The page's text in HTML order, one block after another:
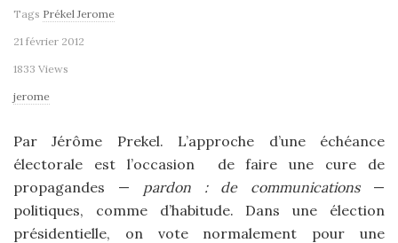
Tags Prékel Jerome
21 février 2012
1833 Views
jerome
Par Jérôme Prekel. L’approche d’une échéance
électorale est l’occasion de faire une cure de
propagandes — pardon : de communications —
politiques, comme d’habitude. Dans une élection
présidentielle, on vote normalement pour une